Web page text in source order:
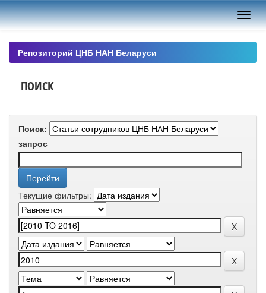
Skip
navigation
Репозиторий ЦНБ НАН Беларуси
ПОИСК
Поиск:
запрос
Текущие фильтры: